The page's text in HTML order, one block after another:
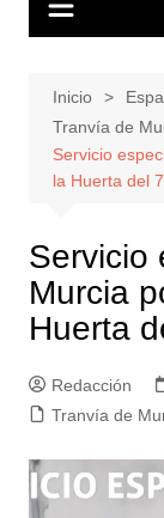
Inicio
Tranvía de
Servicio
la Huerta del
Servicio
Murcia
Huerta
Redacción
Tranvía de